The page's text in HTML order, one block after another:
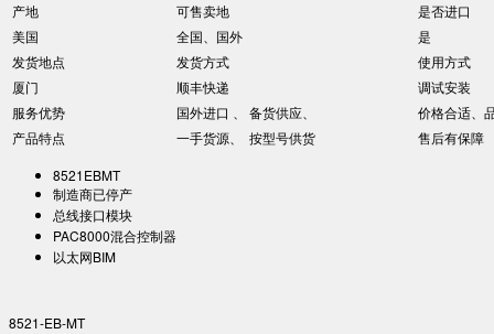
产地 可售卖地
是否进口
美国
全国、国外
是
发货地点
发货方式
使用方式
厦门
顺丰快递
调试安装
服务优势
国外进口 、 备货供应、
价格合适、
产品特点
一手货源、 按型号供货
售后有保障
8521EBMT
制造商已停产
总线接口模块
PAC8000混合控制器
以太网BIM
8521-EB-MT